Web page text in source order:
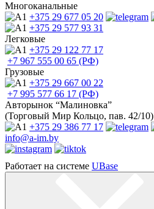
Многоканальные
+375 29 677 05 20
+375 29 577 93 31
Легковые
+375 29 122 77 17
+7 967 555 00 65 (РФ)
Грузовые
+375 29 667 00 22
+7 995 577 66 17 (РФ)
Авторынок “Малиновка”
(Торговый Мир Кольцо, пав. 42/10)
+375 29 386 77 17
info@a-im.by
Работает на системе UBase